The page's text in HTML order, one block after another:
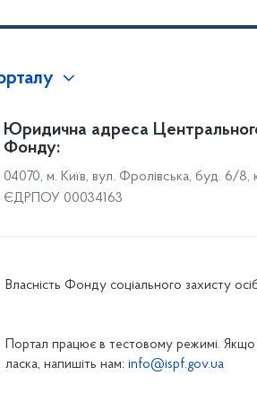
Фонду
відділення
відділення
відділення
відділення
Юридична адреса
Фонду:
04070, м. Київ, вул. Фролівська, буд. 6/8,
ЄДРПОУ 00034163
Власність Фонду соціального захисту осіб
Портал працює в тестовому режимі. Якщо
ласка, напишіть нам: info@ispf.gov.ua